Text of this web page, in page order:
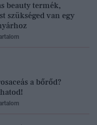
beauty termék,
szükséged van egy
a bőrőd?